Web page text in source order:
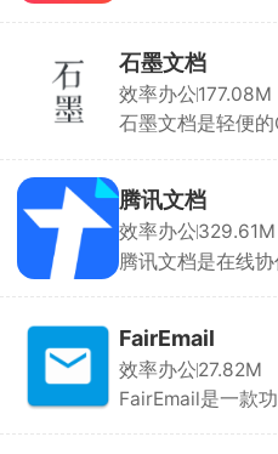
PDF或图片格式。
智能裁剪、方向
容完整且清晰。支
率。功能全面、
石墨文档
效率办公177.08M
石墨文档是轻便
码字、划词评论、
动保存，跨平台打
记录、团队协作文
同时可边写边语
腾讯文档
效率办公329.61M
腾讯文档是在线
种格式。支持团队
内容即时同步，避
文档的查看、编辑
数据安全。支持
FairEmail
效率办公27.82M
FairEmail是一款